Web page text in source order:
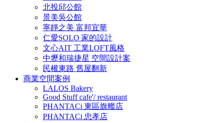
北投邱公館
景美吳公館
寧靜之美 富邦宜華
仁愛SOLO 家的設計
文心AIT 工業LOFT風格
中壢和瑞捷星 空間設計案
民權東路 舊屋翻新
商業空間案例
LALOS Bakery
Good Stuff cafe'/ restaurant
PHANTACi 東區旗艦店
PHANTACi 忠孝店